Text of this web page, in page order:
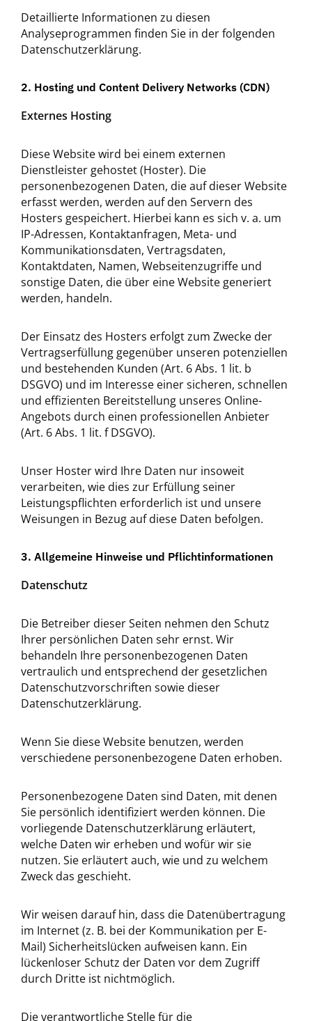
Detaillierte Informationen zu diesen
Analyseprogrammen finden Sie in der folgenden
Datenschutzerklärung.
2. Hosting und Content Delivery Networks (CDN)
Externes Hosting
Diese Website wird bei einem externen
Dienstleister gehostet (Hoster). Die
personenbezogenen Daten, die auf dieser Website
erfasst werden, werden auf den Servern des
Hosters gespeichert. Hierbei kann es sich v. a. um
IP-Adressen, Kontaktanfragen, Meta- und
Kommunikationsdaten, Vertragsdaten,
Kontaktdaten, Namen, Webseitenzugriffe und
sonstige Daten, die über eine Website generiert
werden, handeln.
Der Einsatz des Hosters erfolgt zum Zwecke der
Vertragserfüllung gegenüber unseren potenziellen
und bestehenden Kunden (Art. 6 Abs. 1 lit. b
DSGVO) und im Interesse einer sicheren, schnellen
und effizienten Bereitstellung unseres Online-
Angebots durch einen professionellen Anbieter
(Art. 6 Abs. 1 lit. f DSGVO).
Unser Hoster wird Ihre Daten nur insoweit
verarbeiten, wie dies zur Erfüllung seiner
Leistungspflichten erforderlich ist und unsere
Weisungen in Bezug auf diese Daten befolgen.
3. Allgemeine Hinweise und Pflichtinformationen
Datenschutz
Die Betreiber dieser Seiten nehmen den Schutz
Ihrer persönlichen Daten sehr ernst. Wir
behandeln Ihre personenbezogenen Daten
vertraulich und entsprechend der gesetzlichen
Datenschutzvorschriften sowie dieser
Datenschutzerklärung.
Wenn Sie diese Website benutzen, werden
verschiedene personenbezogene Daten erhoben.
Personenbezogene Daten sind Daten, mit denen
Sie persönlich identifiziert werden können. Die
vorliegende Datenschutzerklärung erläutert,
welche Daten wir erheben und wofür wir sie
nutzen. Sie erläutert auch, wie und zu welchem
Zweck das geschieht.
Wir weisen darauf hin, dass die Datenübertragung
im Internet (z. B. bei der Kommunikation per E-
Mail) Sicherheitslücken aufweisen kann. Ein
lückenloser Schutz der Daten vor dem Zugriff
durch Dritte ist nichtmöglich.
Die verantwortliche Stelle für die